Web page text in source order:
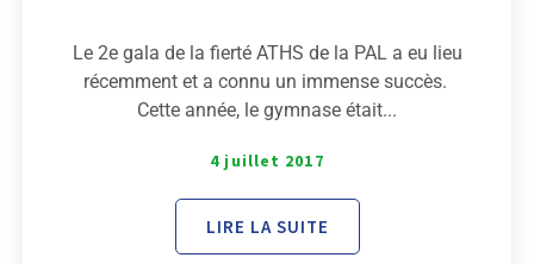
Le 2e gala de la fierté ATHS de la PAL a eu lieu
récemment et a connu un immense succès.
Cette année, le gymnase était...
4 juillet 2017
LIRE LA SUITE